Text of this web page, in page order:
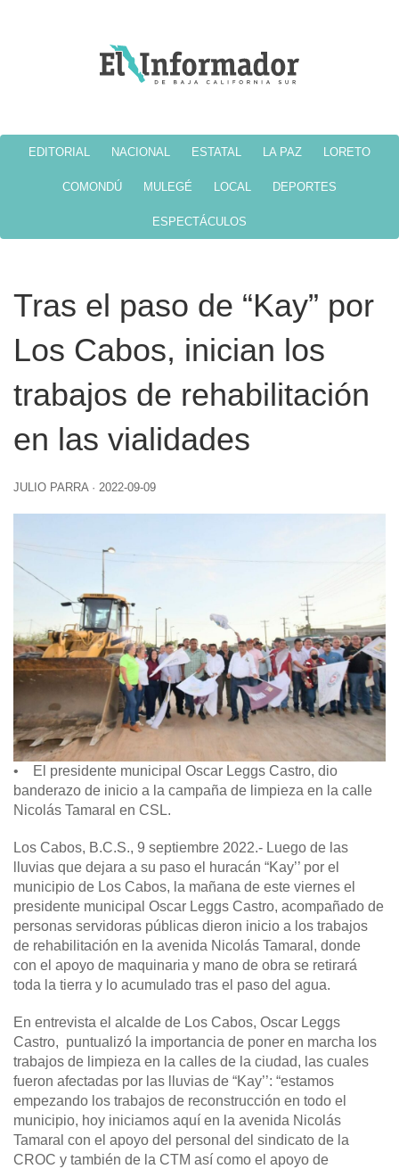
EDITORIAL NACIONAL ESTATAL LA PAZ LORETO
COMONDÚ MULEGÉ LOCAL DEPORTES
ESPECTÁCULOS
Tras el paso de “Kay” por
Los Cabos, inician los
trabajos de rehabilitación
en las vialidades
JULIO PARRA · 2022-09-09
• El presidente municipal Oscar Leggs Castro, dio
banderazo de inicio a la campaña de limpieza en la calle
Nicolás Tamaral en CSL.
Los Cabos, B.C.S., 9 septiembre 2022.- Luego de las
lluvias que dejara a su paso el huracán “Kay’’ por el
municipio de Los Cabos, la mañana de este viernes el
presidente municipal Oscar Leggs Castro, acompañado de
personas servidoras públicas dieron inicio a los trabajos
de rehabilitación en la avenida Nicolás Tamaral, donde
con el apoyo de maquinaria y mano de obra se retirará
toda la tierra y lo acumulado tras el paso del agua.
En entrevista el alcalde de Los Cabos, Oscar Leggs
Castro, puntualizó la importancia de poner en marcha los
trabajos de limpieza en la calles de la ciudad, las cuales
fueron afectadas por las lluvias de “Kay’’: “estamos
empezando los trabajos de reconstrucción en todo el
municipio, hoy iniciamos aquí en la avenida Nicolás
Tamaral con el apoyo del personal del sindicato de la
CROC y también de la CTM así como el apoyo de